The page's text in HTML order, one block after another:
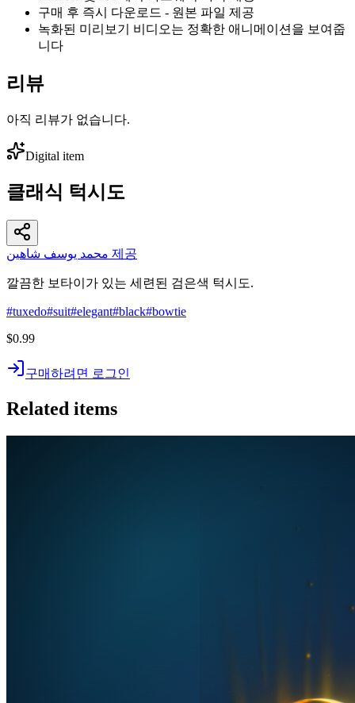
구매 후 즉시 다운로드 - 원본 파일 제공
녹화된 미리보기 비디오는 정확한 애니메이션을 보여줍
니다
리뷰
아직 리뷰가 없습니다.
Digital item
클래식 턱시도
محمد يوسف شاهين 제공
깔끔한 보타이가 있는 세련된 검은색 턱시도.
#tuxedo#suit#elegant#black#bowtie
$0.99
구매하려면 로그인
Related items